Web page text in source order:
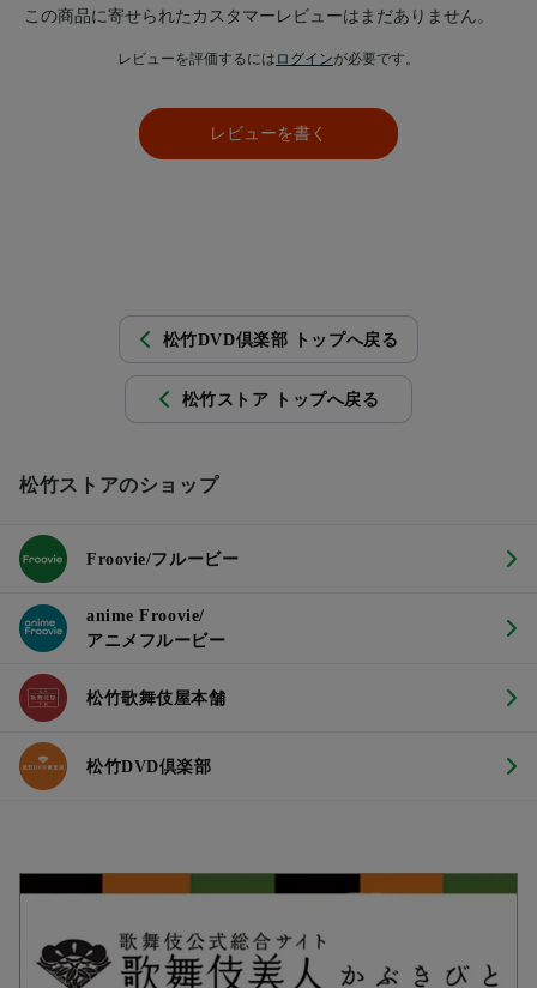
この商品に寄せられたカスタマーレビューはまだありません。
レビューを評価するには ログインが必要です。
レビューを書く
松竹DVD倶楽部 トップへ戻る
松竹ストア トップへ戻る
松竹ストアのショップ
Froovie/フルービー
anime Froovie/
アニメフルービー
松竹歌舞伎屋本舗
松竹DVD倶楽部